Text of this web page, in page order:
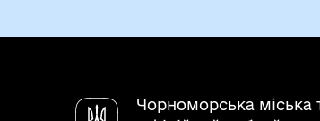
Чорноморська міська